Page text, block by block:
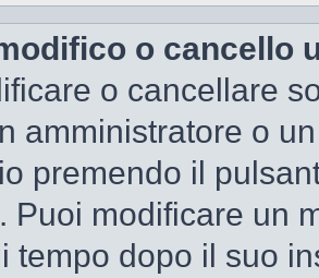
o cancello
o cancellare
amministratore o
premendo il
Puoi modificare un
tempo dopo il suo